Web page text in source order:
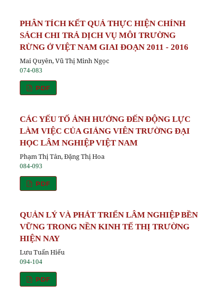
PHÂN TÍCH KẾT QUẢ THỰC HIỆN CHÍNH
SÁCH CHI TRẢ DỊCH VỤ MÔI TRƯỜNG
RỪNG Ở VIỆT NAM GIAI ĐOẠN 2011 - 2016
Mai Quyên, Vũ Thị Minh Ngọc
074-083
PDF
CÁC YẾU TỐ ẢNH HƯỞNG ĐẾN ĐỘNG LỰC
LÀM VIỆC CỦA GIẢNG VIÊN TRƯỜNG ĐẠI
HỌC LÂM NGHIỆP VIỆT NAM
Phạm Thị Tân, Đặng Thị Hoa
084-093
PDF
QUẢN LÝ VÀ PHÁT TRIỂN LÂM NGHIỆP BỀN
VỮNG TRONG NỀN KINH TẾ THỊ TRƯỜNG
HIỆN NAY
Lưu Tuấn Hiếu
094-104
PDF